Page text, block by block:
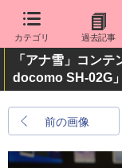
カテゴリ 過去記事
「アナ雪」コン
docomo SH-02G」
前の画像